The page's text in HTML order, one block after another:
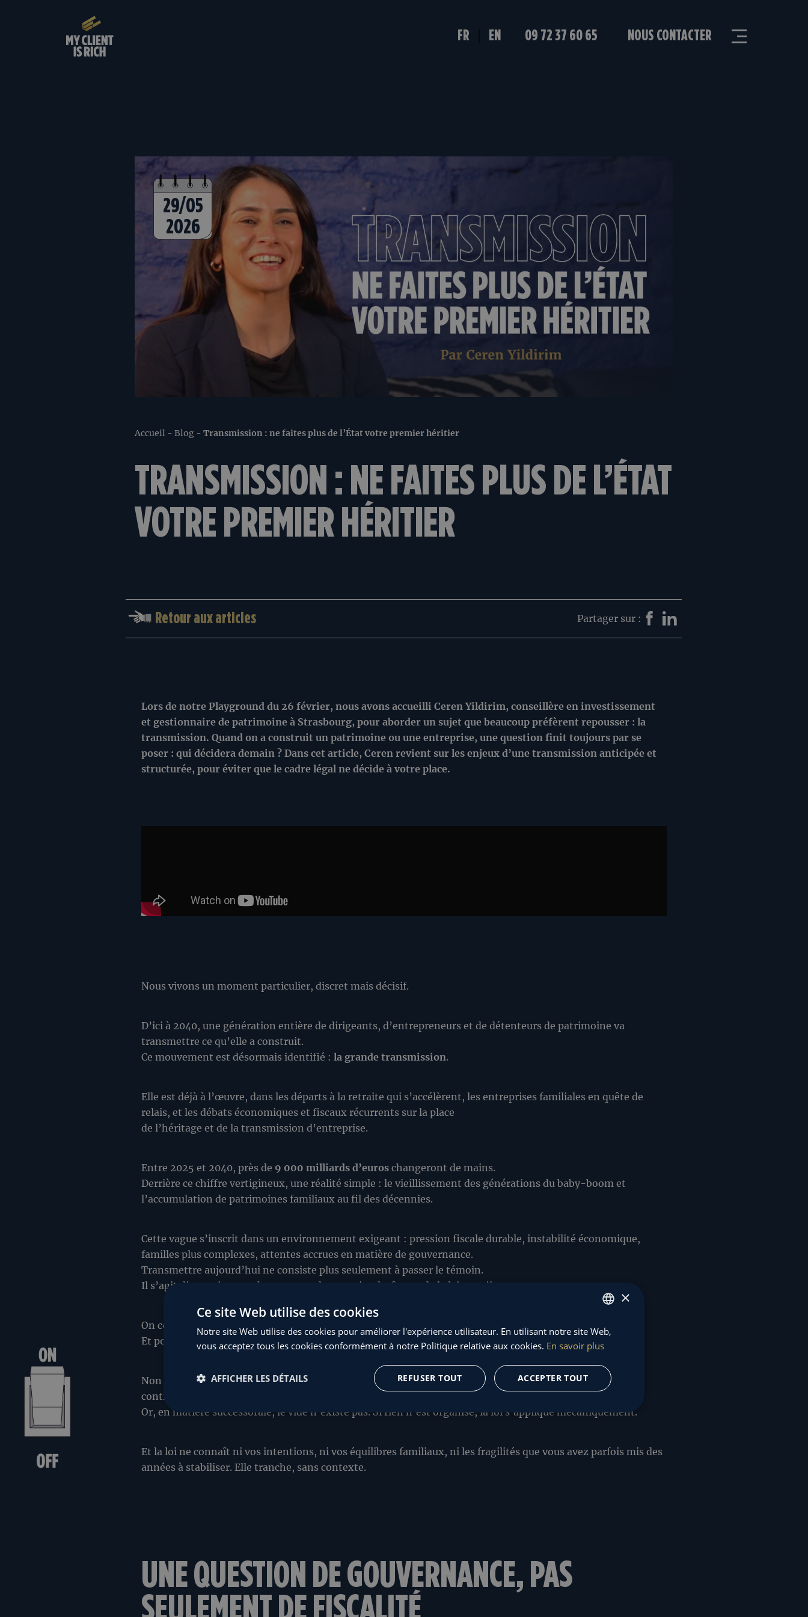
FR EN 09 72 37 60 65 NOUS CONTACTER
29/05
2026
Accueil -Blog -Transmission : ne faites plus de l’État votre premier héritier
TRANSMISSION : NE FAITES PLUS DE L’ÉTAT
VOTRE PREMIER HÉRITIER
Retour aux articles Partager sur :
Lors de notre Playground du 26 février, nous avons accueilli Ceren Yildirim, conseillère en investissement
et gestionnaire de patrimoine à Strasbourg, pour aborder un sujet que beaucoup préfèrent repousser : la
transmission. Quand on a construit un patrimoine ou une entreprise, une question finit toujours par se
poser : qui décidera demain ? Dans cet article, Ceren revient sur les enjeux d’une transmission anticipée et
structurée, pour éviter que le cadre légal ne décide à votre place.
Nous vivons un moment particulier, discret mais décisif.
D’ici à 2040, une génération entière de dirigeants, d’entrepreneurs et de détenteurs de patrimoine va
transmettre ce qu’elle a construit.
Ce mouvement est désormais identifié :la grande transmission.
Elle est déjà à l’œuvre, dans les départs à la retraite qui s’accélèrent, les entreprises familiales en quête de
relais, et les débats économiques et fiscaux récurrents sur la place
de l’héritage et de la transmission d’entreprise.
Entre 2025 et 2040, près de 9 000 milliards d’euros changeront de mains.
Derrière ce chiffre vertigineux, une réalité simple : le vieillissement des générations du baby-boom et
l’accumulation de patrimoines familiaux au fil des décennies.
Cette vague s’inscrit dans un environnement exigeant : pression fiscale durable, instabilité économique,
familles plus complexes, attentes accrues en matière de gouvernance.
Transmettre aujourd’hui ne consiste plus seulement à passer le témoin.
Il s’agit d’organiser un changement de pouvoir, plutôt que de le laisser s’imposer.
On consacre une vie à bâtir une entreprise, un patrimoine, une stabilité familiale, parfois une vision.
Et pourtant, un sujet demeure souvent en suspens : la transmission.
Non par négligence. Mais parce qu’elle touche à quelque chose de profondément humain : le contrôle, la
continuité, l’équilibre.
Or, en matière successorale, le vide n’existe pas. Si rien n’est organisé, la loi s’applique mécaniquement.
Et la loi ne connaît ni vos intentions, ni vos équilibres familiaux, ni les fragilités que vous avez parfois mis des
années à stabiliser. Elle tranche, sans contexte.
UNE QUESTION DE GOUVERNANCE, PAS
SEULEMENT DE FISCALITÉ
FRENCH
ENGLISH
×
Ce site Web utilise des cookies
Notre site Web utilise des cookies pour améliorer l'expérience utilisateur. En utilisant notre site Web,
vous acceptez tous les cookies conformément à notre Politique relative aux cookies. En savoir plus
ACCEPTER TOUT
REFUSER TOUT
AFFICHER LES DÉTAILS